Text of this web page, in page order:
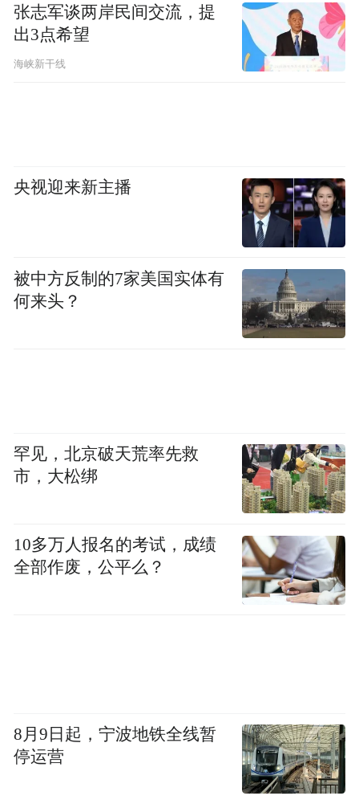
度、广泛的公益参与，真实、有趣、协同的
传播倡导，不断激发社会善意，助力公益发
展。
划”、“万年青计划”等围绕全生命周期的帮扶
项目，持续支持抗疫救灾及高校发展，累计
帮扶超过162万人；组织了公益捐步、紫唇挑
余座城市，共招募志愿者超5300人，累计志
愿服务时长超20000小时。
“特别声明：以上作品内容(包括在内的视频、图片或音
频)为凤凰网旗下自媒体平台“大风号”用户上传并发
Notice: The content above (including the videos,
pictures and audios if any) is uploaded and posted
by the user of Dafeng Hao, which is a social media
platform and merely provides information storage
张志军谈两岸民间交流，提
出3点希望
海峡新干线
央视迎来新主播
被中方反制的7家美国实体有
何来头？
罕见，北京破天荒率先救
市，大松绑
10多万人报名的考试，成绩
全部作废，公平么？
8月9日起，宁波地铁全线暂
停运营